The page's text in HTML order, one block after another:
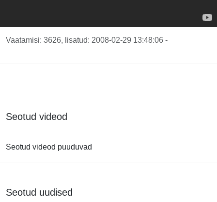
Vaatamisi: 3626, lisatud: 2008-02-29 13:48:06 -
Seotud videod
Seotud videod puuduvad
Seotud uudised